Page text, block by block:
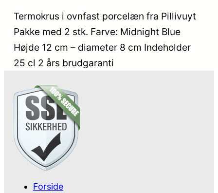
Termokrus i ovnfast porcelæn fra Pillivuyt
Pakke med 2 stk. Farve: Midnight Blue
Højde 12 cm – diameter 8 cm Indeholder
25 cl 2 års brudgaranti
Forside